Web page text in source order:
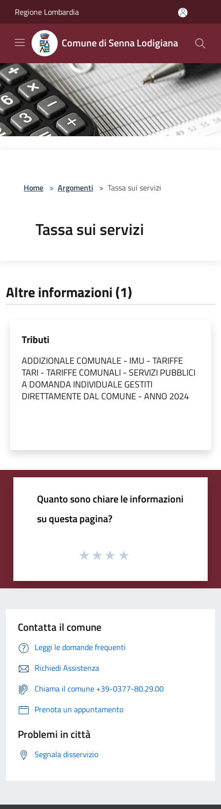
Regione Lombardia
Comune di Senna Lodigiana
Home > Argomenti > Tassa sui servizi
Tassa sui servizi
Altre informazioni (1)
Tributi
ADDIZIONALE COMUNALE - IMU - TARIFFE
TARI - TARIFFE COMUNALI - SERVIZI PUBBLICI
A DOMANDA INDIVIDUALE GESTITI
DIRETTAMENTE DAL COMUNE - ANNO 2024
Quanto sono chiare le informazioni
su questa pagina?
Contatta il comune
Leggi le domande frequenti
Richiedi Assistenza
Chiama il comune +39-0377-80.29.00
Prenota un appuntamento
Problemi in città
Segnala disservizio